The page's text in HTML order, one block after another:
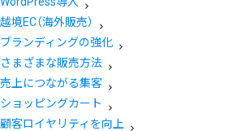
越境EC（海外販売）
ブランディングの強化
さまざまな販売方法
売上につながる集客
ショッピングカート
顧客ロイヤリティを向上